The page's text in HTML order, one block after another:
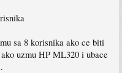
sa 8 korisnika ako ce biti
uzmu HP ML320 i ubace